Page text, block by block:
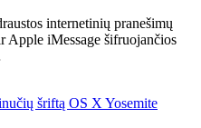
internetinių pranešimų
Apple iMessage šifruojančios